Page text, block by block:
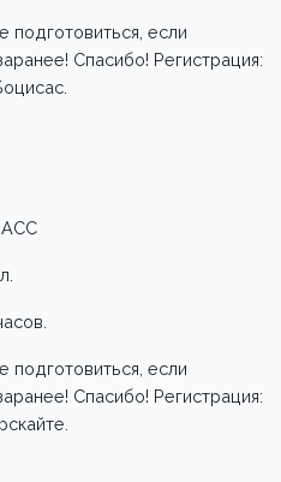
если
Спасибо! Регистрация:
если
Спасибо! Регистрация: